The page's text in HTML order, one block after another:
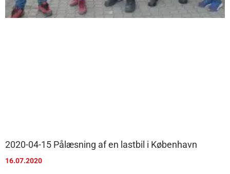
2020-04-15 Pålæsning af en lastbil i København
16.07.2020